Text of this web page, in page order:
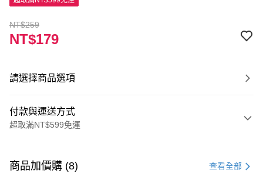
NT$259
NT$179
請選擇商品選項
付款與運送方式
超取滿NT$599免運
信用卡一次付款
商品加價購 (8) 查看全部